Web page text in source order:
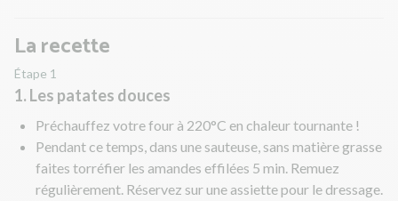
La recette
Étape 1
1. Les patates douces
Préchauffez votre four à 220°C en chaleur tournante !
Pendant ce temps, dans une sauteuse, sans matière grasse
faites torréfier les amandes effilées 5 min. Remuez
régulièrement. Réservez sur une assiette pour le dressage.